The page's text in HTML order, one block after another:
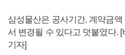
삼성물산은 공사기간, 계약금액
서 변경될 수 있다고 덧붙였다.
기자]